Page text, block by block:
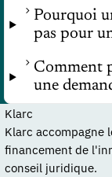
Pourquoi
pas pour
Comment
une
Klarc
Klarc accompagne
financement de
conseil juridique.